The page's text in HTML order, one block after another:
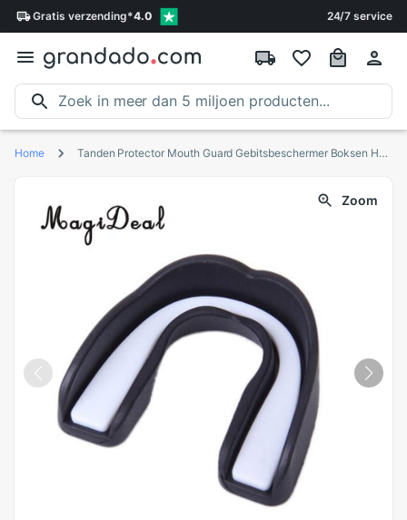
Gratis verzending*4.0 24/7 service
Home Tanden Protector Mouth Guard Gebitsbeschermer Boksen Hockey Voetbal Rugby Baseball En Muay Thai Sport Mma Gum Stuk Protector
Zoom